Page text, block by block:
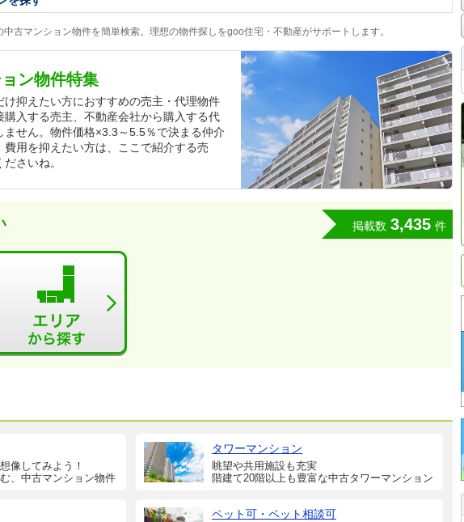
古マンション物件を簡単検索。理想の物件探しをgoo住宅・不動産がサポートします。
ン物件特集
抑えたい方におすすめの売主・代理物件
入する売主、不動産会社から購入する代
せん。物件価格×3.3～5.5％で決まる仲介
用を抑えたい方は、ここで紹介する売
さいね。
掲載数 3,435 件
像してみよう！
、中古マンション物件
タワーマンション
眺望や共用施設も充実
階建て20階以上も豊富な中古タワーマンション
ペット可・ペット相談可